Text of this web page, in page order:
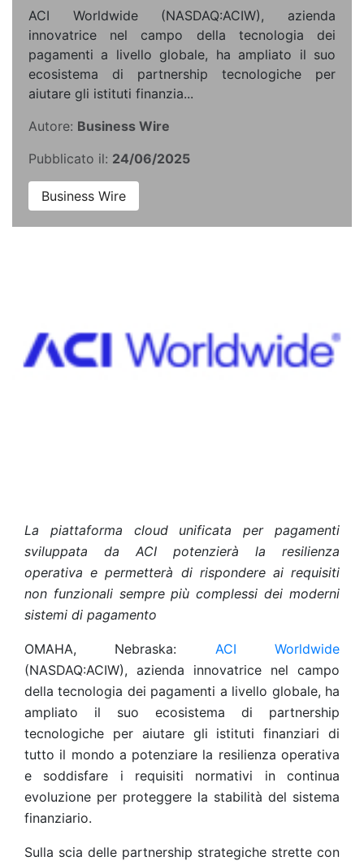
ACI Worldwide (NASDAQ:ACIW), azienda
innovatrice nel campo della tecnologia dei
pagamenti a livello globale, ha ampliato il suo
ecosistema di partnership tecnologiche per
aiutare gli istituti finanzia...
Autore: Business Wire
Pubblicato il: 24/06/2025
Business Wire
La piattaforma cloud unificata per pagamenti
sviluppata da ACI potenzierà la resilienza
operativa e permetterà di rispondere ai requisiti
non funzionali sempre più complessi dei moderni
sistemi di pagamento
OMAHA, Nebraska: ACI Worldwide
(NASDAQ:ACIW), azienda innovatrice nel campo
della tecnologia dei pagamenti a livello globale, ha
ampliato il suo ecosistema di partnership
tecnologiche per aiutare gli istituti finanziari di
tutto il mondo a potenziare la resilienza operativa
e soddisfare i requisiti normativi in continua
evoluzione per proteggere la stabilità del sistema
finanziario.
Sulla scia delle partnership strategiche strette con